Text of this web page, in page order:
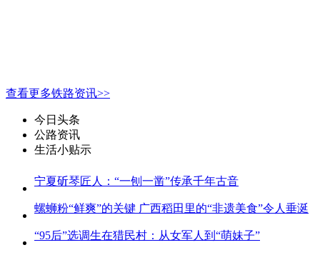
查看更多铁路资讯>>
今日头条
公路资讯
生活小贴示
宁夏斫琴匠人：“一刨一凿”传承千年古音
螺蛳粉“鲜爽”的关键 广西稻田里的“非遗美食”令人垂涎
“95后”选调生在猎民村：从女军人到“萌妹子”